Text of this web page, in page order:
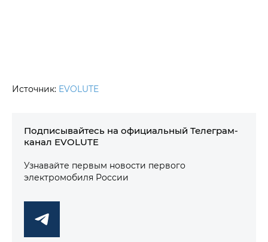
Источник: EVOLUTE
Подписывайтесь на официальный Телеграм-
канал EVOLUTE
Узнавайте первым новости первого
электромобиля России